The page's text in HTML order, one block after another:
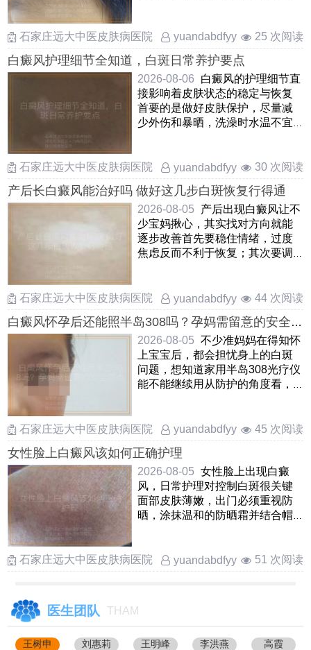
石家庄远大中医皮肤病医院 yuandabdfyy 25 次阅读
白癜风护理细节全知道，白斑日常养护要点
2026-08-06
白癜风的护理细节直
接影响着皮肤状态的稳定与恢复
首要的是做好皮肤保护，尽量减
少外伤和暴晒，洗澡时水温不宜
石家庄远大中医皮肤病医院 yuandabdfyy 30 次阅读
产后长白癜风能治好吗 做好这几步白斑恢复行得通
2026-08-05
产后出现白癜风让不
少宝妈揪心，其实找对方向就能
逐步改善首先要稳住情绪，过度
焦虑反而不利于恢复；其次要调
石家庄远大中医皮肤病医院
yuandabdfyy 44 次阅读
白癜风怀孕后还能照半岛308吗？孕妈需留意的安全
要点
2026-08-05 不少准妈妈在得知怀
上宝宝后，都会担忧身上的白斑
问题，想知道家用半岛308光疗仪
能不能继续用从防护的角度看，
石家庄远大中医皮肤病医院 yuandabdfyy 45 次阅读
女性脸上白癜风该如何正确护理
2026-08-05 女性脸上出现白癜
风，日常护理对控制白斑很关键
面部皮肤薄嫩，出门必须重视防
晒，涂抹温和的防晒霜并结合帽
石家庄远大中医皮肤病医院
yuandabdfyy 51 次阅读
医生团队 THAM
王树申 刘惠莉 王明峰 李洪燕 高霞